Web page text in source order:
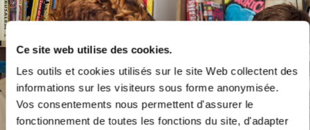
Ce site web utilise des cookies.
Les outils et cookies utilisés sur le site Web collectent des
informations sur les visiteurs sous forme anonymisée.
Vos consentements nous permettent d'assurer le
fonctionnement de toutes les fonctions du site, d'adapter